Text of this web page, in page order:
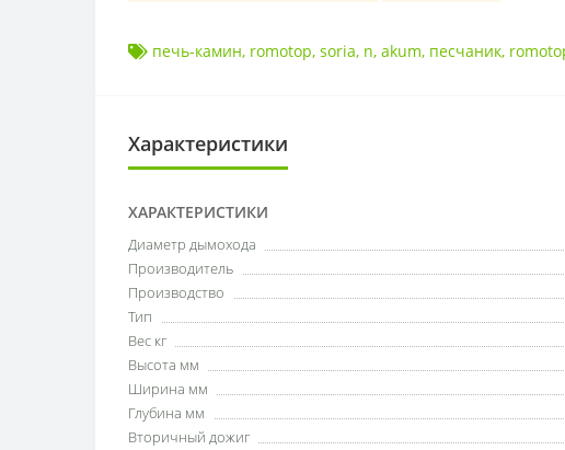
печь-камин, romotop, soria, n, akum, песчаник,
Характеристики
ХАРАКТЕРИСТИКИ
Диаметр дымохода
Производитель
Производство
Тип
Вес кг
Высота мм
Ширина мм
Глубина мм
Вторичный дожиг